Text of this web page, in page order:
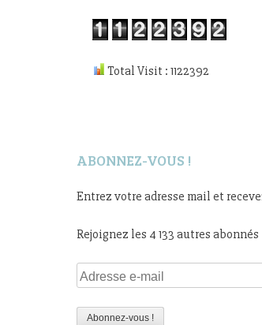
Total Visit : 1122392
ABONNEZ-VOUS !
Entrez votre adresse mail et
Rejoignez les 4 133 autres abonnés
Adresse
e-
mail
Abonnez-vous !